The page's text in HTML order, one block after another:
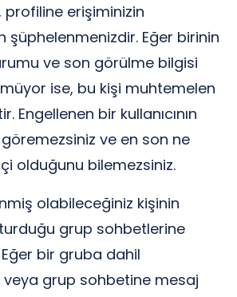
profiline erişiminizin
şüphelenmenizdir. Eğer birinin
ve son görülme bilgisi
ise, bu kişi muhtemelen
Engellenen bir kullanıcının
ve en son ne
olduğunu bilemezsiniz.
olabileceğiniz kişinin
grup sohbetlerine
Eğer bir gruba dahil
veya grup sohbetine mesaj